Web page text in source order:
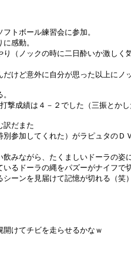
トボール練習会に参加。
感動。
（ノックの時に二日酔いか激しく
けど意外に自分が思った以上にノ
撃成績は４－２でした（三振とか
訳だまた
参加してくれた）がラピュタのＤ
みながら、たくましいドーラの姿
るドーラの縄をパズーがナイフで
ーンを見届けて記憶が切れる（笑
けてチビを走らせるかなｗ